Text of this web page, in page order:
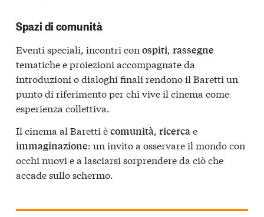
Spazi di comunità
Eventi speciali, incontri con ospiti, rassegne
tematiche e proiezioni accompagnate da
introduzioni o dialoghi finali rendono il Baretti un
punto di riferimento per chi vive il cinema come
esperienza collettiva.
Il cinema al Baretti ècomunità ricerca e
immaginazione: un invito a osservare il mondo con
occhi nuovi e a lasciarsi sorprendere da ciò che
accade sullo schermo.